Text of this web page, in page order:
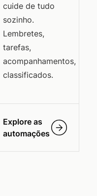
cuide de tudo
sozinho.
Lembretes,
tarefas,
acompanhamentos,
classificados.
Explore as
automações